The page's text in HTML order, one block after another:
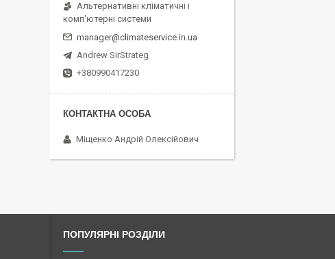
Альтернативні кліматичні і
комп'ютерні системи
manager@climateservice.in.ua
Andrew SirStrateg
+380990417230
Міщенко Андрій Олексійович
ПОПУЛЯРНІ РОЗДІЛИ